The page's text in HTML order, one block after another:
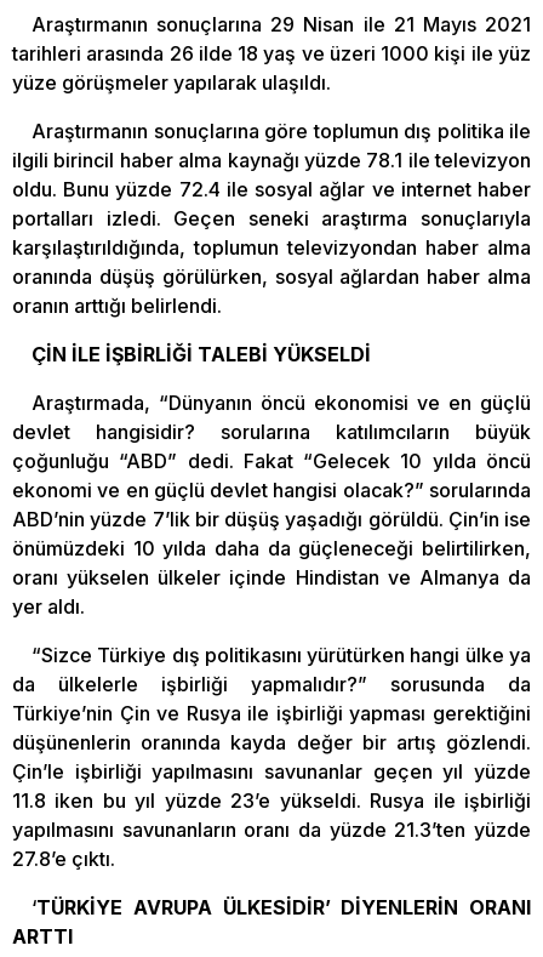
Araştırmanın sonuçlarına 29 Nisan ile 21 Mayıs 2021
tarihleri arasında 26 ilde 18 yaş ve üzeri 1000 kişi ile yüz
yüze görüşmeler yapılarak ulaşıldı.
Araştırmanın sonuçlarına göre toplumun dış politika ile
ilgili birincil haber alma kaynağı yüzde 78.1 ile televizyon
oldu. Bunu yüzde 72.4 ile sosyal ağlar ve internet haber
portalları izledi. Geçen seneki araştırma sonuçlarıyla
karşılaştırıldığında, toplumun televizyondan haber alma
oranında düşüş görülürken, sosyal ağlardan haber alma
oranın arttığı belirlendi.
ÇİN İLE İŞBİRLİĞİ TALEBİ YÜKSELDİ
Araştırmada, “Dünyanın öncü ekonomisi ve en güçlü
devlet hangisidir? sorularına katılımcıların büyük
çoğunluğu “ABD” dedi. Fakat “Gelecek 10 yılda öncü
ekonomi ve en güçlü devlet hangisi olacak?” sorularında
ABD’nin yüzde 7’lik bir düşüş yaşadığı görüldü. Çin’in ise
önümüzdeki 10 yılda daha da güçleneceği belirtilirken,
oranı yükselen ülkeler içinde Hindistan ve Almanya da
yer aldı.
“Sizce Türkiye dış politikasını yürütürken hangi ülke ya
da ülkelerle işbirliği yapmalıdır?” sorusunda da
Türkiye’nin Çin ve Rusya ile işbirliği yapması gerektiğini
düşünenlerin oranında kayda değer bir artış gözlendi.
Çin’le işbirliği yapılmasını savunanlar geçen yıl yüzde
11.8 iken bu yıl yüzde 23’e yükseldi. Rusya ile işbirliği
yapılmasını savunanların oranı da yüzde 21.3’ten yüzde
27.8’e çıktı.
‘TÜRKİYE AVRUPA ÜLKESİDİR’ DİYENLERİN ORANI
ARTTI